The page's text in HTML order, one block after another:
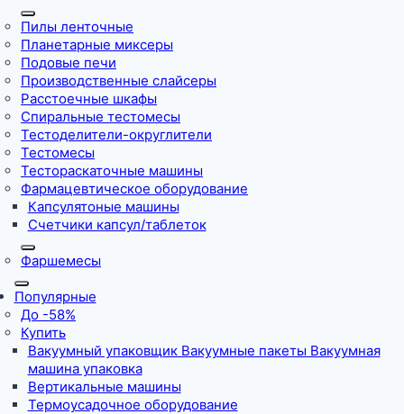
Пилы ленточные
Планетарные миксеры
Подовые печи
Производственные слайсеры
Расстоечные шкафы
Спиральные тестомесы
Тестоделители-округлители
Тестомесы
Тестораскаточные машины
Фармацевтическое оборудование
Капсулятоные машины
Счетчики капсул/таблеток
Фаршемесы
Популярные
До -58%
Купить
Вакуумный упаковщик Вакуумные пакеты Вакуумная
машина упаковка
Вертикальные машины
Термоусадочное оборудование